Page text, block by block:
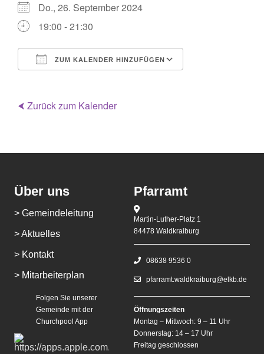
Do., 26. September 2024
19:00 - 21:30
ZUM KALENDER HINZUFÜGEN
⮜ Zurück zum Kalender
Über uns
> Gemeindeleitung
> Aktuelles
> Kontakt
> Mitarbeiterplan
Folgen Sie unserer
Gemeinde mit der
Churchpool App
Pfarramt
Martin-Luther-Platz 1
84478 Waldkraiburg
08638 9536 0
pfarramt.waldkraiburg@elkb.de
Öffnungszeiten
Montag – Mittwoch: 9 – 11 Uhr
Donnerstag: 14 – 17 Uhr
Freitag geschlossen